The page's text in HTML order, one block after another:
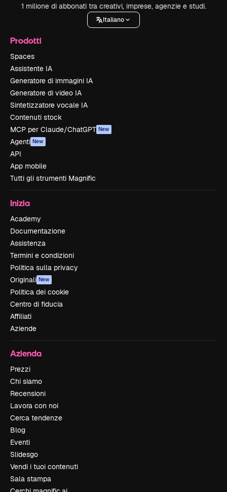
1 milione di abbonati tra creativi, imprese, agenzie e studi.
Italiano
Prodotti
Spaces
Assistente IA
Generatore di immagini IA
Generatore di video IA
Sintetizzatore vocale IA
Contenuti stock
MCP per Claude/ChatGPT New
Agenti New
API
App mobile
Tutti gli strumenti Magnific
Inizia
Academy
Documentazione
Assistenza
Termini e condizioni
Politica sulla privacy
Originali New
Politica dei cookie
Centro di fiducia
Affiliati
Aziende
Azienda
Prezzi
Chi siamo
Recensioni
Lavora con noi
Cerca tendenze
Blog
Eventi
Slidesgo
Vendi i tuoi contenuti
Sala stampa